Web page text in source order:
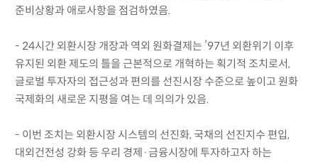
준비상황과 애로사항을 점검하였음.
- 24시간 외환시장 개장과 역외 원화결제는 ’97년 외환위기 이후
유지된 외환 제도의 틀을 근본적으로 개혁하는 획기적 조치로서,
글로벌 투자자의 접근성과 편의를 선진시장 수준으로 높이고 원화
국제화의 새로운 지평을 여는 데 의의가 있음.
- 이번 조치는 외환시장 시스템의 선진화, 국채의 선진지수 편입,
대외건전성 강화 등 우리 경제·금융시장에 투자하고자 하는